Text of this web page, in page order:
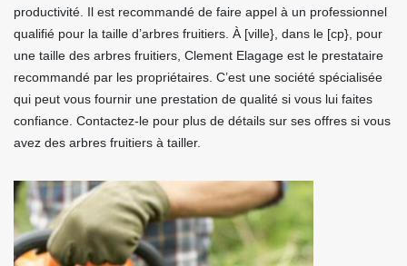
productivité. Il est recommandé de faire appel à un professionnel
qualifié pour la taille d’arbres fruitiers. À [ville}, dans le [cp}, pour
une taille des arbres fruitiers, Clement Elagage est le prestataire
recommandé par les propriétaires. C’est une société spécialisée
qui peut vous fournir une prestation de qualité si vous lui faites
confiance. Contactez-le pour plus de détails sur ses offres si vous
avez des arbres fruitiers à tailler.